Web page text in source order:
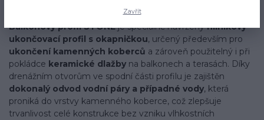
Balkonový profil STONEje speciálně navrženýhliníkový
ukončovací profil s okapničkou, určený především pro
ukončení kamenných koberců a zároveň použitelný i při
pokládce keramické dlažby na balkonech a terasách. Díky
drenážním otvorům ve spodní části profilu je zajištěn
dokonalý odvod vodní páry a případné vody, která
proniká do vrstvy kamenného koberce, což zlepšuje
trvanlivost celé konstrukce bez vzniku vlhkostních
Zavřít